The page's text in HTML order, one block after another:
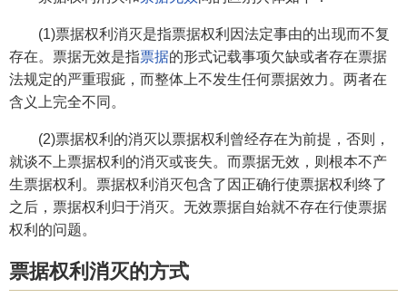
(1)票据权利消灭是指票据权利因法定事由的出现而不复
存在。票据无效是指票据的形式记载事项欠缺或者存在票据
法规定的严重瑕疵，而整体上不发生任何票据效力。两者在
含义上完全不同。
(2)票据权利的消灭以票据权利曾经存在为前提，否则，
就谈不上票据权利的消灭或丧失。而票据无效，则根本不产
生票据权利。票据权利消灭包含了因正确行使票据权利终了
之后，票据权利归于消灭。无效票据自始就不存在行使票据
权利的问题。
票据权利消灭的方式